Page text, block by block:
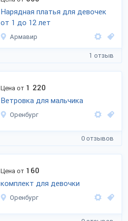
Нарядная платья для девочек
от 1 до 12 лет
Армавир
1 отзыв
Цена от 1 220
Ветровка для мальчика
Оренбург
0 отзывов
Цена от 160
комплект для девочки
Оренбург